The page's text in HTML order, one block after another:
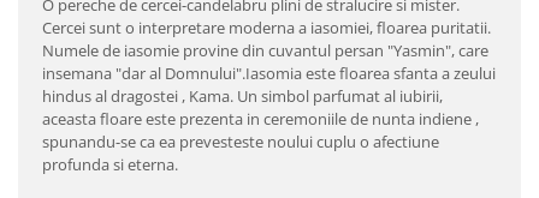
O pereche de cercei-candelabru plini de stralucire si mister.
Cercei sunt o interpretare moderna a iasomiei, floarea puritatii.
Numele de iasomie provine din cuvantul persan "Yasmin", care
insemana "dar al Domnului".Iasomia este floarea sfanta a zeului
hindus al dragostei , Kama. Un simbol parfumat al iubirii,
aceasta floare este prezenta in ceremoniile de nunta indiene ,
spunandu-se ca ea prevesteste noului cuplu o afectiune
profunda si eterna.